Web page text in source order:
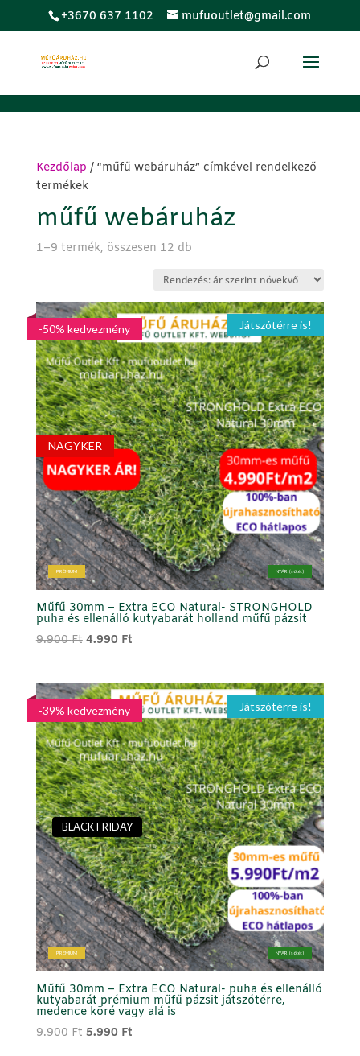
+3670 637 1102 mufuoutlet@gmail.com
Kezdőlap / “műfű webáruház” címkével rendelkező
termékek
műfű webáruház
1–9 termék, összesen 12 dbSorted
price:
low
to
high
NAGYKER
PRÉMIUM
Játszótérre is!
NYÁRI (sötét)
-50% kedvezmény
Műfű 30mm – Extra ECO Natural- STRONGHOLD
puha és ellenálló kutyabarát holland műfű pázsit
9.900Ft Original
9.900 Ft.
4.990 FtCurrent
4.990 Ft.
BLACK FRIDAY
PRÉMIUM
Játszótérre is!
NYÁRI (sötét)
-39% kedvezmény
Műfű 30mm – Extra ECO Natural- puha és ellenálló
kutyabarát prémium műfű pázsit játszótérre,
medence köré vagy alá is
9.900Ft Original
5.990 FtCurrent